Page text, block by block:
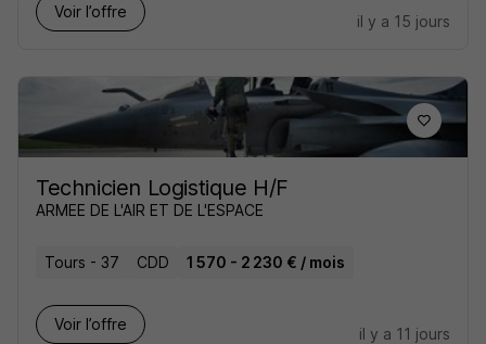
Voir l’offre
il y a 15 jours
Technicien Logistique H/F
ARMEE DE L'AIR ET DE L'ESPACE
Tours - 37 CDD 1 570 - 2 230 € / mois
Voir l’offre
il y a 11 jours